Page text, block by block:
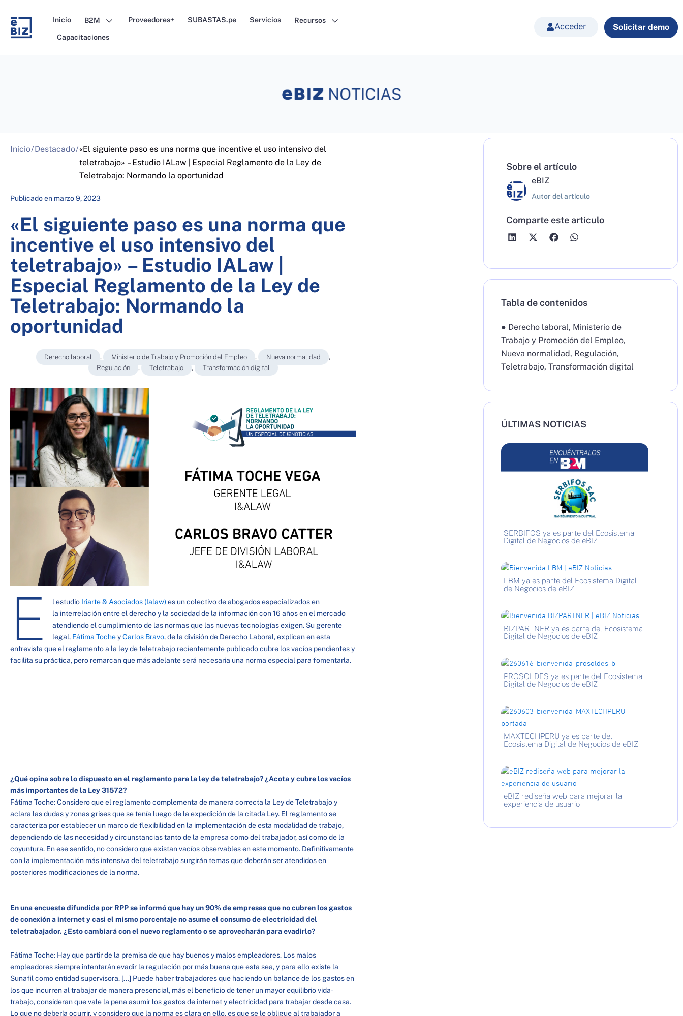
content
Inicio B2M Proveedores+ SUBASTAS.pe Servicios Recursos
Capacitaciones
Acceder Solicitar demo
Inicio/Destacado/«El siguiente paso es una norma que incentive el uso intensivo del
teletrabajo» – Estudio IALaw | Especial Reglamento de la Ley de
Teletrabajo: Normando la oportunidad
Publicado en marzo 9, 2023
«El siguiente paso es una norma que
incentive el uso intensivo del
teletrabajo» – Estudio IALaw |
Especial Reglamento de la Ley de
Teletrabajo: Normando la
oportunidad
Derecho laboral , Ministerio de Trabajo y Promoción del Empleo , Nueva normalidad
,
Regulación
, Teletrabajo , Transformación digital
E l estudio Iriarte & Asociados (Ialaw)es un colectivo de abogados especializados en
la interrelación entre el derecho y la sociedad de la información con 16 años en el mercado
atendiendo el cumplimiento de las normas que las nuevas tecnologías exigen. Su gerente
legal, Fátima TocheyCarlos Bravo, de la división de Derecho Laboral, explican en esta
entrevista que el reglamento a la ley de teletrabajo recientemente publicado cubre los vacíos pendientes y
facilita su práctica, pero remarcan que más adelante será necesaria una norma especial para fomentarla.
¿Qué opina sobre lo dispuesto en el reglamento para la ley de teletrabajo? ¿Acota y cubre los vacíos
más importantes de la Ley 31572?
Fátima Toche: Considero que el reglamento complementa de manera correcta la Ley de Teletrabajo y
aclara las dudas y zonas grises que se tenía luego de la expedición de la citada Ley. El reglamento se
caracteriza por establecer un marco de flexibilidad en la implementación de esta modalidad de trabajo,
dependiendo de las necesidad y circunstancias tanto de la empresa como del trabajador, así como de la
coyuntura. En ese sentido, no considero que existan vacíos observables en este momento. Definitivamente
con la implementación más intensiva del teletrabajo surgirán temas que deberán ser atendidos en
posteriores modificaciones de la norma.
En una encuesta difundida por RPP se informó que hay un 90% de empresas que no cubren los gastos
de conexión a internet y casi el mismo porcentaje no asume el consumo de electricidad del
teletrabajador. ¿Esto cambiará con el nuevo reglamento o se aprovecharán para evadirlo?
Fátima Toche: Hay que partir de la premisa de que hay buenos y malos empleadores. Los malos
empleadores siempre intentarán evadir la regulación por más buena que esta sea, y para ello existe la
Sunafil como entidad supervisora. […] Puede haber trabajadores que haciendo un balance de los gastos en
los que incurren al trabajar de manera presencial, más el beneficio de tener un mayor equilibrio vida-
trabajo, consideran que vale la pena asumir los gastos de internet y electricidad para trabajar desde casa.
Lo que no debería ocurrir, y considero que la norma es clara en ello, es que se le obligue al trabajador a
Sobre el artículo
eBIZ
Autor del artículo
Comparte este artículo
Tabla de contenidos
● Derecho laboral, Ministerio de
Trabajo y Promoción del Empleo,
Nueva normalidad, Regulación,
Teletrabajo, Transformación digital
ÚLTIMAS NOTICIAS
SERBIFOS ya es parte del Ecosistema
Digital de Negocios de eBIZ
LBM ya es parte del Ecosistema Digital
de Negocios de eBIZ
BIZPARTNER ya es parte del Ecosistema
Digital de Negocios de eBIZ
PROSOLDES ya es parte del Ecosistema
Digital de Negocios de eBIZ
MAXTECHPERU ya es parte del
Ecosistema Digital de Negocios de eBIZ
eBIZ rediseña web para mejorar la
experiencia de usuario